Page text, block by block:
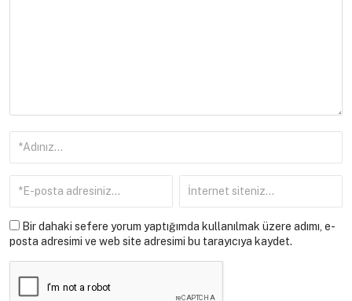
Bir dahaki sefere yorum yaptığımda kullanılmak üzere adımı, e-
posta adresimi ve web site adresimi bu tarayıcıya kaydet.